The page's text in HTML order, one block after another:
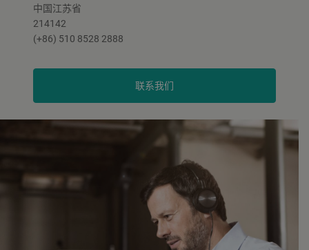
中国江苏省
214142
(+86) 510 8528 2888
联系我们